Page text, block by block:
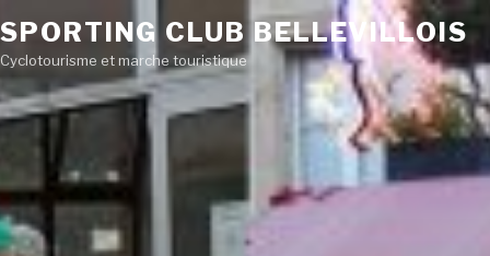
SPORTING CLUB BELLEVILLOIS
Cyclotourisme et marche touristique